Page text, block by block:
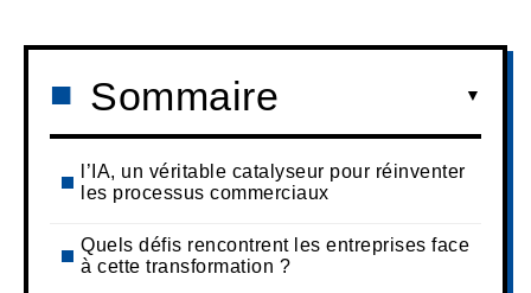
Sommaire
l’IA, un véritable catalyseur pour réinventer
les processus commerciaux
Quels défis rencontrent les entreprises face
à cette transformation ?